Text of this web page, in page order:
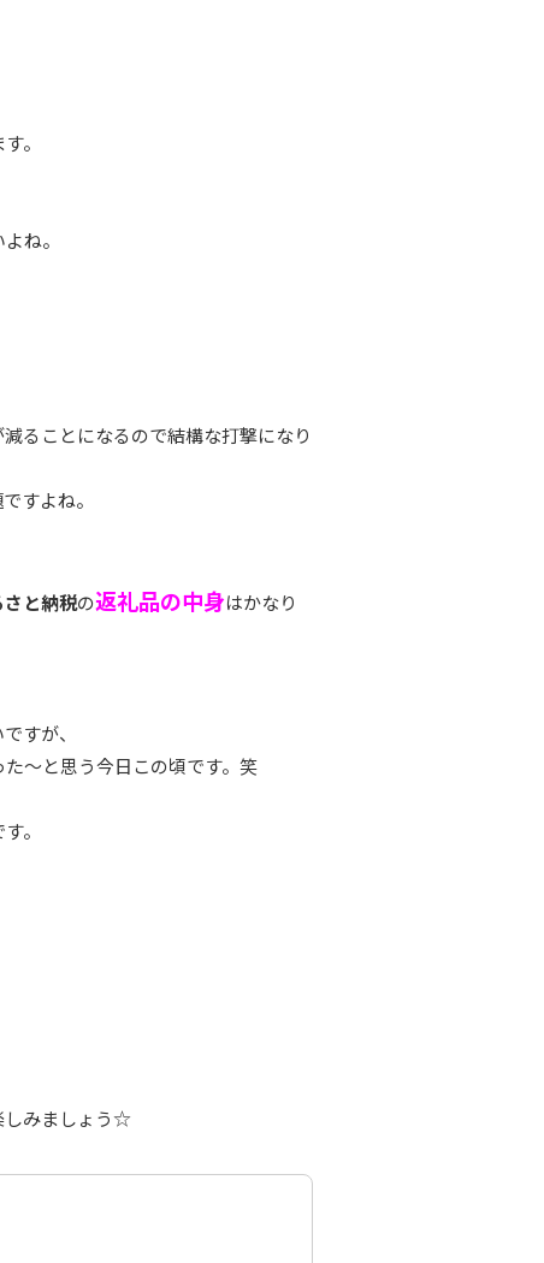
。
ね。
ることになるので結構な打撃になり
すよね。
さと納税の返礼品の中身はかなり
すが、
た〜と思う今日この頃です。笑
。
しみましょう☆